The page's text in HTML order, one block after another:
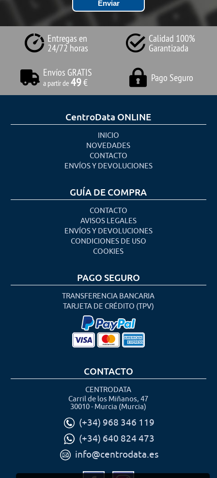
Entregas en
24/72 horas
Calidad 100%
Garantizada
Envíos GRATIS
a partir de49€ Pago Seguro
CentroData ONLINE
INICIO
NOVEDADES
CONTACTO
ENVÍOS Y DEVOLUCIONES
GUÍA DE COMPRA
CONTACTO
AVISOS LEGALES
ENVÍOS Y DEVOLUCIONES
CONDICIONES DE USO
COOKIES
PAGO SEGURO
TRANSFERENCIA BANCARIA
TARJETA DE CRÉDITO (TPV)
CONTACTO
CENTRODATA
Carril de los Miñanos, 47
30010 - Murcia (Murcia)
(+34) 968 346 119
(+34) 640 824 473
info@centrodata.es